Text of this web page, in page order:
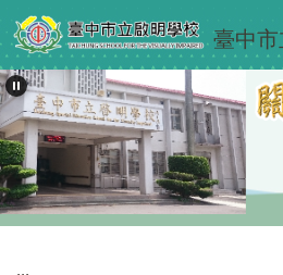
跳
到
主
要
內
容
區
臺中